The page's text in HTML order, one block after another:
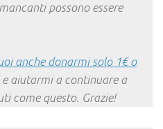
possono essere
anche donarmi solo 1€ o
e aiutarmi a continuare a
come questo. Grazie!